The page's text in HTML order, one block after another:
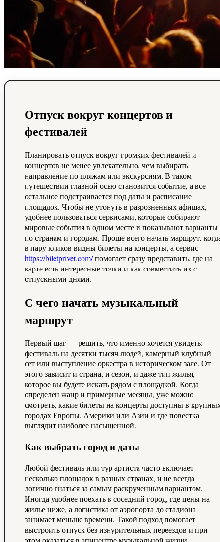
Отпуск вокруг концертов и
фестивалей
Планировать отпуск вокруг громких фестивалей и
концертов не менее увлекательно, чем выбирать
направление по пляжам или экскурсиям. В таком
путешествии главной осью становится событие, а все
остальное подстраивается под даты и расписание
площадок. Чтобы не утонуть в разрозненных афишах,
удобнее пользоваться сервисами, которые собирают
мировые события в одном месте и показывают варианты
по странам и городам. Проще всего начать маршрут,
в пару кликов видны билеты на концерты, а сервис
https://biletprivet.com/помогает сразу представить, где на
карте есть интересные точки и как совместить их с
отпускными днями.
С чего начать музыкальный
маршрут
Первый шаг — решить, что именно хочется увидеть:
фестиваль на десятки тысяч людей, камерный клубный
сет или выступление оркестра в историческом зале. От
этого зависит и страна, и сезон, и даже тип жилья,
которое вы будете искать рядом с площадкой. Когда
определен жанр и примерные месяцы, уже можно
смотреть, какие билеты на концерты доступны в
городах Европы, Америки или Азии и где повестка
выглядит наиболее насыщенной.
Как выбрать город и даты
Любой фестиваль или тур артиста часто включает
несколько площадок в разных странах, и не всегда
логично гнаться за самым раскрученным вариантом.
Иногда удобнее поехать в соседний город, где цены на
жилье ниже, а логистика от аэропорта до стадиона
занимает меньше времени. Такой подход помогает
выстроить отпуск без изнурительных переездов и при
этом оказаться в эпицентре музыкальной жизни.